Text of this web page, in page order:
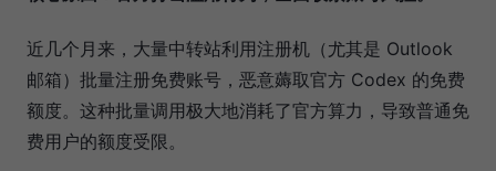
近几个月来，大量中转站利用注册机（尤其是 Outlook
邮箱）批量注册免费账号，恶意薅取官方 Codex 的免费
额度。这种批量调用极大地消耗了官方算力，导致普通免
费用户的额度受限。